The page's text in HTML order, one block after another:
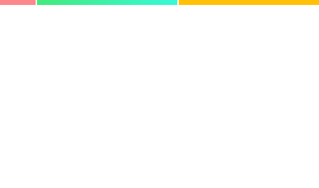
youtube twitter facebook line